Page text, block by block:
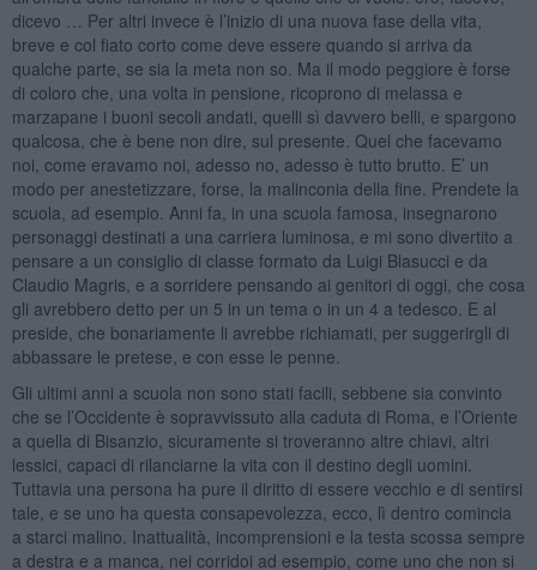
dicevo … Per altri invece è l’inizio di una nuova fase della vita,
breve e col fiato corto come deve essere quando si arriva da
qualche parte, se sia la meta non so. Ma il modo peggiore è forse
di coloro che, una volta in pensione, ricoprono di melassa e
marzapane i buoni secoli andati, quelli sì davvero belli, e spargono
qualcosa, che è bene non dire, sul presente. Quel che facevamo
noi, come eravamo noi, adesso no, adesso è tutto brutto. E’ un
modo per anestetizzare, forse, la malinconia della fine. Prendete la
scuola, ad esempio. Anni fa, in una scuola famosa, insegnarono
personaggi destinati a una carriera luminosa, e mi sono divertito a
pensare a un consiglio di classe formato da Luigi Blasucci e da
Claudio Magris, e a sorridere pensando ai genitori di oggi, che cosa
gli avrebbero detto per un 5 in un tema o in un 4 a tedesco. E al
preside, che bonariamente li avrebbe richiamati, per suggerirgli di
abbassare le pretese, e con esse le penne.
Gli ultimi anni a scuola non sono stati facili, sebbene sia convinto
che se l’Occidente è sopravvissuto alla caduta di Roma, e l’Oriente
a quella di Bisanzio, sicuramente si troveranno altre chiavi, altri
lessici, capaci di rilanciarne la vita con il destino degli uomini.
Tuttavia una persona ha pure il diritto di essere vecchio e di sentirsi
tale, e se uno ha questa consapevolezza, ecco, lì dentro comincia
a starci malino. Inattualità, incomprensioni e la testa scossa sempre
a destra e a manca, nei corridoi ad esempio, come uno che non si